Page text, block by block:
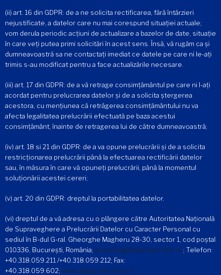
(ii) art. 16 din GDPR: de a ne solicita rectificarea, fără întârzieri
nejustificate, a datelor care nu mai corespund situației actuale;
vom derula periodic acțiuni de actualizare a bazelor de date, situație
în care veți putea primi solicitări în acest sens. Însă, vă rugăm ca și
dumneavoastră sa ne contactați imediat ce datele pe care ni le-ați
trimis s-au modificat pentru a face actualizările necesare.
(iii) art. 17 din GDPR: de a vă retrage consimțământul pe care ni l-ați
acordat pentru prelucrarea datelor și de a solicita ștergerea
acestora, cu mențiunea că retrâgerea consimțământului nu va
afecta legalitatea prelucrării efectuată pe baza acestui
consimțământ, înainte de retragerea lui de către dumneavoastră;
(iv) art. 18 si 21 din GDPR: de a va opune prelucrării și de a solicita
restricționarea prelucrării până la efectuarea rectificării datelor
sau, în măsura în care vă opuneți prelucrării, până la momentul
soluționării acestei cereri;
(v) art. 20 din GDPR: dreptul la portabilitatea datelor.
(vi) dreptul de a vă adresa cu o plângere către Autoritatea Națională
de Supraveghere a Prelucrării Datelor cu Caracter Personal cu
sediul în B-dul G-ral. Gheorghe Magheru 28-30, sector 1, cod poștal
010336, București, România; anspdcp@dataprotection.ro; Telefon:
+40.318.059.211 /+40.318.059.212; Fax:
+40.318.059.602; www.dataprotection.ro